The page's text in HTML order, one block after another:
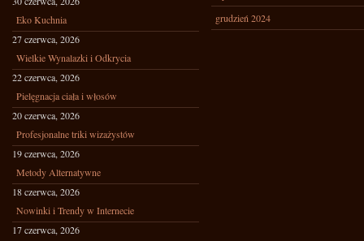
Eko Kuchnia
27 czerwca, 2026
Wielkie Wynalazki i Odkrycia
22 czerwca, 2026
Pielęgnacja ciała i włosów
20 czerwca, 2026
Profesjonalne triki wizażystów
19 czerwca, 2026
Metody Alternatywne
18 czerwca, 2026
Nowinki i Trendy w Internecie
17 czerwca, 2026
grudzień 2024